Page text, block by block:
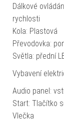
Dálkové
rychlosti
Kola: Plastová
Převodovka:
Světla: přední
Vybavení
Audio panel:
Start: Tlačítko
Vlečka